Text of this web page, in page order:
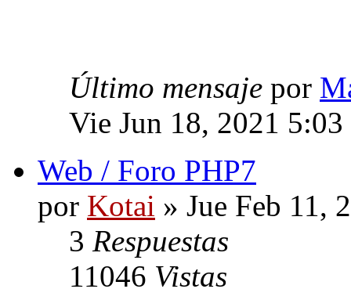
Último mensaje por
Vie Jun 18, 2021 5:03
Web / Foro PHP7
por Kotai » Jue Feb 11,
3 Respuestas
11046 Vistas